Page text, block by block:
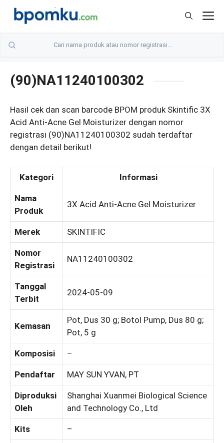
Skip
(90)NA11240100302
Hasil cek dan scan barcode BPOM produk Skintific 3X
Acid Anti-Acne Gel Moisturizer dengan nomor
registrasi (90)NA11240100302 sudah terdaftar
dengan detail berikut!
Kategori Informasi
Nama
Produk
3X Acid Anti-Acne Gel Moisturizer
Merek SKINTIFIC
Nomor
Registrasi
NA11240100302
Tanggal
Terbit
2024-05-09
Kemasan
Pot, Dus 30 g; Botol Pump, Dus 80 g;
Pot, 5 g
Komposisi –
Pendaftar MAY SUN YVAN, PT
Diproduksi
Oleh
Shanghai Xuanmei Biological Science
and Technology Co., Ltd
Kits –